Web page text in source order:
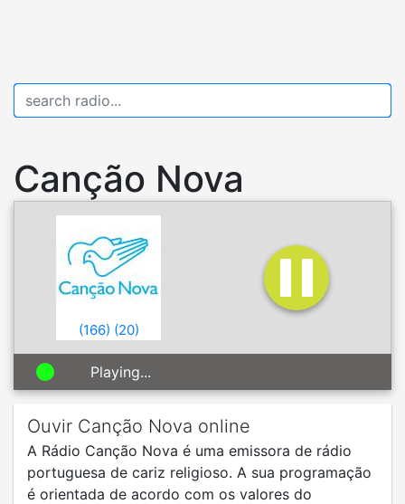
Canção Nova
(166) (20)
Playing...
Ouvir Canção Nova online
A Rádio Canção Nova é uma emissora de rádio
portuguesa de cariz religioso. A sua programação
é orientada de acordo com os valores do